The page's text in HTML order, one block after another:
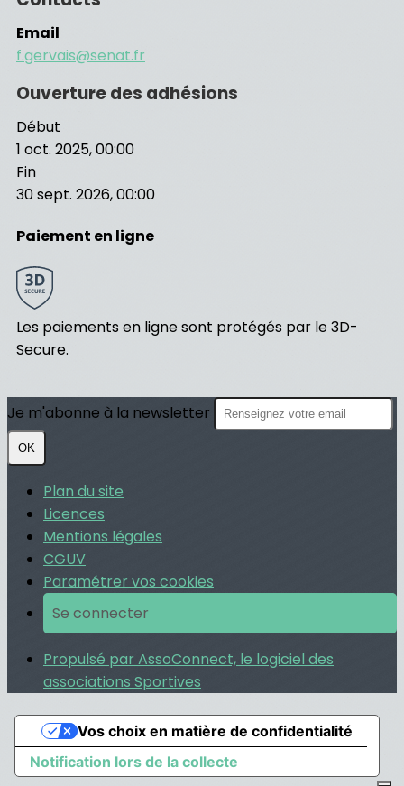
Email
f.gervais@senat.fr
Ouverture des adhésions
Début
1 oct. 2025, 00:00
Fin
30 sept. 2026, 00:00
Paiement en ligne
Les paiements en ligne sont protégés par le 3D-
Secure.
Je m'abonne à la newsletter
OK
Plan du site
Licences
Mentions légales
CGUV
Paramétrer vos cookies
Se connecter
Propulsé par AssoConnect, le logiciel des
associations Sportives
Notification lors de la collecte
Vos choix en matière de confidentialité